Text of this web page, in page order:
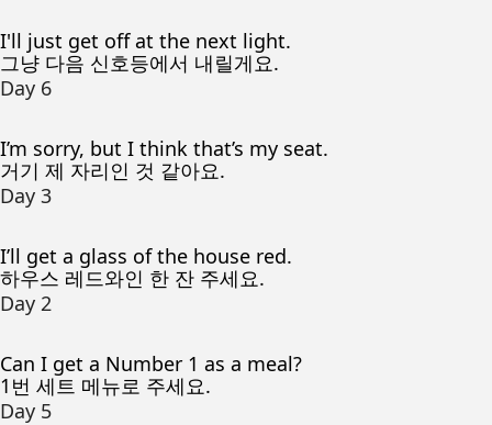
I'll just get off at the next light.
그냥 다음 신호등에서 내릴게요.
Day 6
I’m sorry, but I think that’s my seat.
거기 제 자리인 것 같아요.
Day 3
I’ll get a glass of the house red.
하우스 레드와인 한 잔 주세요.
Day 2
Can I get a Number 1 as a meal?
1번 세트 메뉴로 주세요.
Day 5